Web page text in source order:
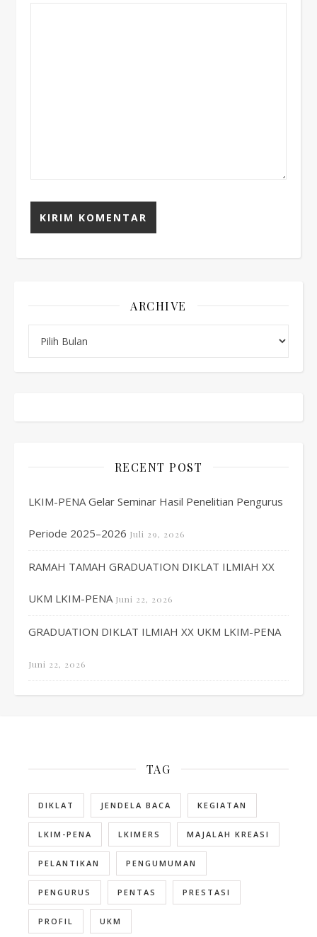
ARCHIVE
RECENT POST
LKIM-PENA Gelar Seminar Hasil Penelitian Pengurus
Periode 2025–2026 Juli 29, 2026
RAMAH TAMAH GRADUATION DIKLAT ILMIAH XX
UKM LKIM-PENA Juni 22, 2026
GRADUATION DIKLAT ILMIAH XX UKM LKIM-PENA
Juni 22, 2026
TAG
DIKLAT JENDELA BACA KEGIATAN
LKIM-PENA LKIMERS MAJALAH KREASI
PELANTIKAN PENGUMUMAN
PENGURUS PENTAS PRESTASI
PROFIL UKM